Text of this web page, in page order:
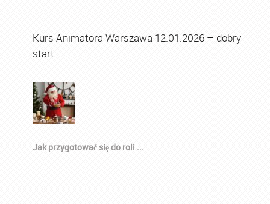
Kurs Animatora Warszawa 12.01.2026 – dobry
start …
Jak przygotować się do roli ...